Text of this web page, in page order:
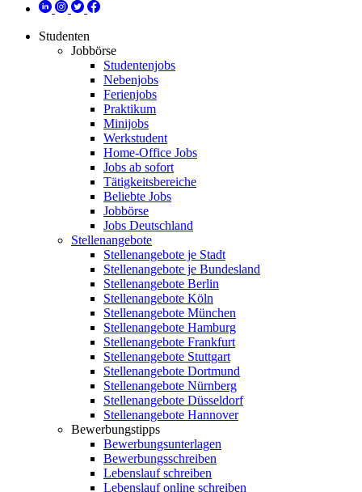
Studenten
Jobbörse
Studentenjobs
Nebenjobs
Ferienjobs
Praktikum
Minijobs
Werkstudent
Home-Office Jobs
Jobs ab sofort
Tätigkeitsbereiche
Beliebte Jobs
Jobbörse
Jobs Deutschland
Stellenangebote
Stellenangebote je Stadt
Stellenangebote je Bundesland
Stellenangebote Berlin
Stellenangebote Köln
Stellenangebote München
Stellenangebote Hamburg
Stellenangebote Frankfurt
Stellenangebote Stuttgart
Stellenangebote Dortmund
Stellenangebote Nürnberg
Stellenangebote Düsseldorf
Stellenangebote Hannover
Bewerbungstipps
Bewerbungsunterlagen
Bewerbungsschreiben
Lebenslauf schreiben
Lebenslauf online schreiben